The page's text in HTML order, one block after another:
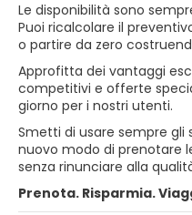
Le disponibilità sono
Puoi ricalcolare il
o partire da zero
Approfitta dei vantaggi
competitivi e offerte
giorno per i nostri utenti.
Smetti di usare sempre gli
nuovo modo di prenotare
senza rinunciare alla
Prenota. Risparmia.